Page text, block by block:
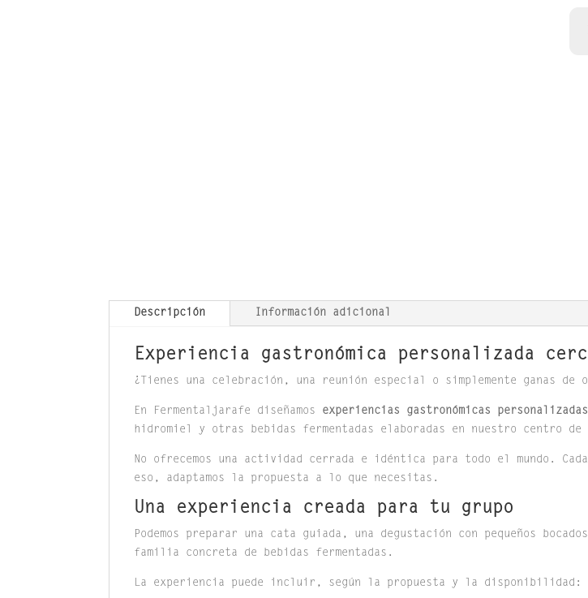
Descripción Información adicional
Experiencia gastronómica personalizada
¿Tienes una celebración, una reunión especial o simplemente ganas
En Fermentaljarafe diseñamos experiencias gastronómicas personalizadas
hidromiel y otras bebidas fermentadas elaboradas en nuestro centro de
No ofrecemos una actividad cerrada e idéntica para todo el mundo.
eso, adaptamos la propuesta a lo que necesitas.
Una experiencia creada para tu grupo
Podemos preparar una cata guiada, una degustación con pequeños
familia concreta de bebidas fermentadas.
La experiencia puede incluir, según la propuesta y la disponibilidad: